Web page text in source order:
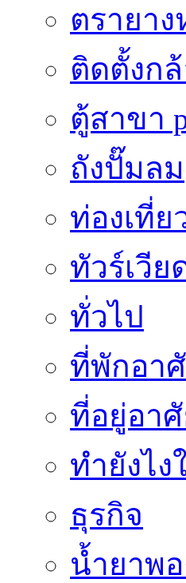
ตรายา
ติดตั้งก
ตู้สาขา
ถังปั๊มลม
ท่องเที่ย
ทัวร์เวีย
ทั่วไป
ที่พักอา
ที่อยู่อา
ทํายังไง
ธุรกิจ
น้ำยาพ